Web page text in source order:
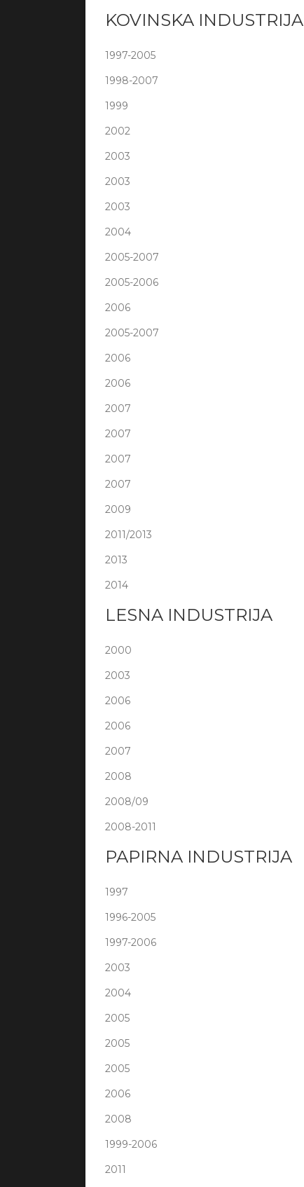
KOVINSKA INDUSTRIJA
1997-2005
1998-2007
1999
2002
2003
2003
2003
2004
2005-2007
2005-2006
2006
2005-2007
2006
2006
2007
2007
2007
2007
2009
2011/2013
2013
2014
LESNA INDUSTRIJA
2000
2003
2006
2006
2007
2008
2008/09
2008-2011
PAPIRNA INDUSTRIJA
1997
1996-2005
1997-2006
2003
2004
2005
2005
2005
2006
2008
1999-2006
2011